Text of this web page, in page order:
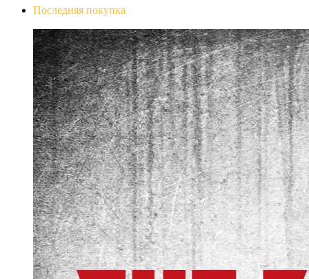
Последняя покупка